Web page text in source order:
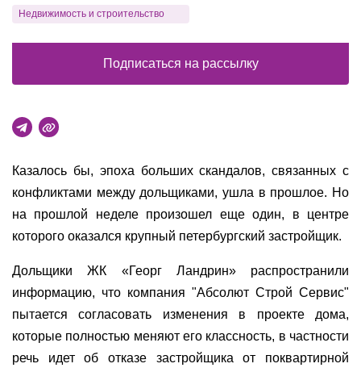
Казалось бы, эпоха больших скандалов, связанных с
конфликтами между дольщиками, ушла в прошлое. Но
на прошлой неделе произошел еще один, в центре
которого оказался крупный петербургский застройщик.
Дольщики ЖК «Георг Ландрин» распространили
информацию, что компания "Абсолют Строй Сервис"
пытается согласовать изменения в проекте дома,
которые полностью меняют его классность, в частности
речь идет об отказе застройщика от поквартирной
Недвижимость и строительство
Подписаться на рассылку